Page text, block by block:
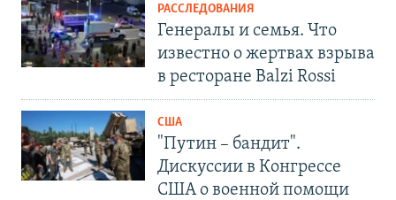
РАССЛЕДОВАНИЯ
Генералы и семья. Что
известно о жертвах взрыва
в ресторане Balzi Rossi
США
"Путин – бандит".
Дискуссии в Конгрессе
США о военной помощи